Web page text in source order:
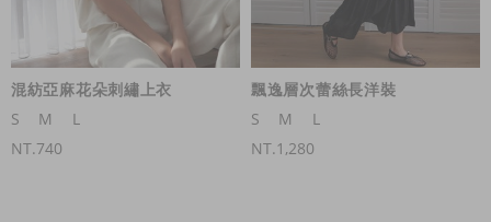
混紡亞麻花朵刺繡上衣
S
M
L
NT.740
飄逸層次蕾絲長洋裝
S
M
L
NT.1,280